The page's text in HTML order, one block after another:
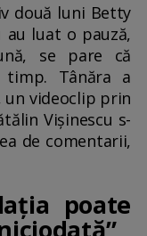
două luni Betty
au luat o pauză,
se pare că
Tânăra a
un videoclip prin
Vișinescu s-
de comentarii,
poate